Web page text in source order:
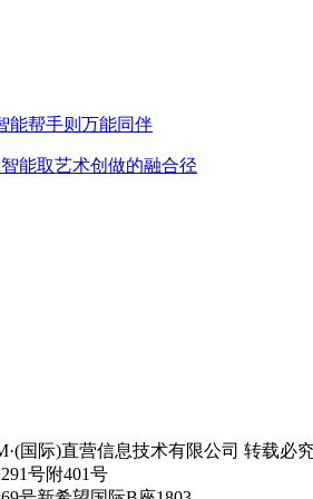
能帮手则万能同伴
能取艺术创做的融合径
国际)直营信息技术有限公司 转载必究
号附401号